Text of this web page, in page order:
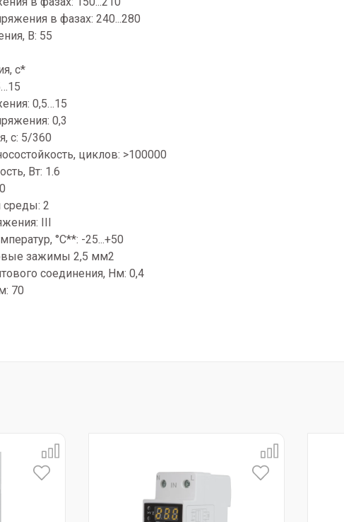
в фазах: 240...280
В: 55
с*
0,5…15
0,3
с: 5/360
циклов: >100000
Вт: 1.6
среды: 2
III
°С**: -25...+50
зажимы 2,5 мм2
соединения, Нм: 0,4
70